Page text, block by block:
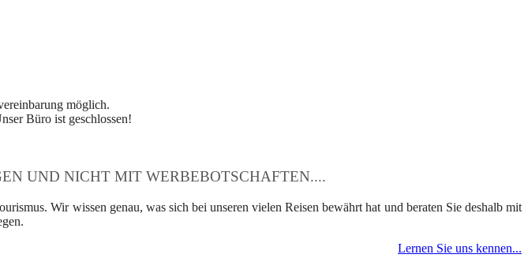
möglich.
Büro ist geschlossen!
UND NICHT MIT WERBEBOTSCHAFTEN....
Wir wissen genau, was sich bei unseren vielen Reisen bewährt hat und beraten Sie deshalb mit
Lernen Sie uns kennen...